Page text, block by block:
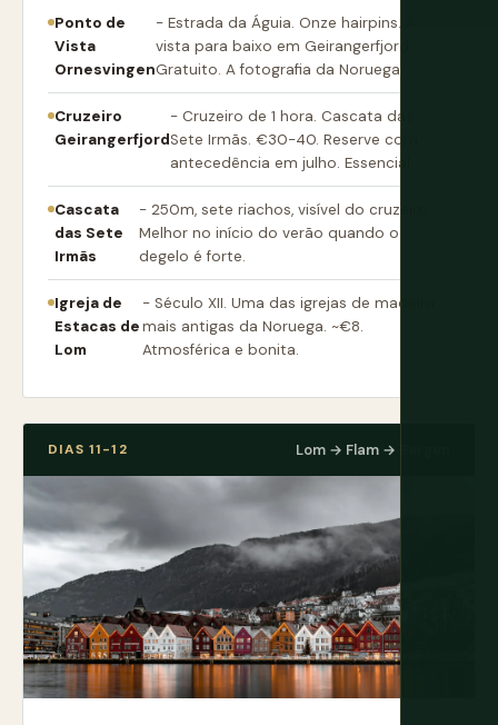
Ponto de
Vista
Ornesvingen
- Estrada da Águia. Onze hairpins. A
vista para baixo em Geirangerfjord.
Gratuito. A fotografia da Noruega.
Cruzeiro
Geirangerfjord
- Cruzeiro de 1 hora. Cascata das
Sete Irmãs. €30-40. Reserve com
antecedência em julho. Essencial.
Cascata
das Sete
Irmãs
- 250m, sete riachos, visível do cruzeiro.
Melhor no início do verão quando o
degelo é forte.
Igreja de
Estacas de
Lom
- Século XII. Uma das igrejas de madeira
mais antigas da Noruega. ~€8.
Atmosférica e bonita.
DIAS 11-12 Lom → Flam → Bergen